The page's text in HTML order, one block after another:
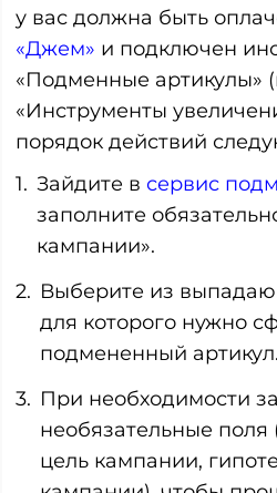
у вас должна быть
«Джем» и подключен
«Подменные артикулы»
«Инструменты
порядок действий
Зайдите в сервис
заполните
кампании».
Выберите из
для которого нужно
подмененный артикул.
При необходимости
необязательные поля
цель кампании,